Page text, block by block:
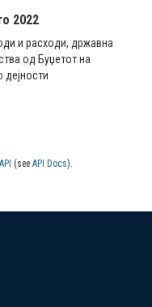
2022
и расходи, државна
од Буџетот на
дејности
API (see API Docs).